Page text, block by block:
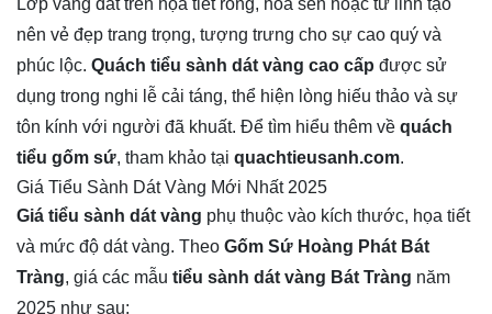
Lớp vàng dát trên họa tiết rồng, hoa sen hoặc tứ linh tạo
nên vẻ đẹp trang trọng, tượng trưng cho sự cao quý và
phúc lộc. Quách tiểu sành dát vàng cao cấp được sử
dụng trong nghi lễ cải táng, thể hiện lòng hiếu thảo và sự
tôn kính với người đã khuất. Để tìm hiểu thêm về quách
tiểu gốm sứ, tham khảo tại quachtieusanh.com.
Giá Tiểu Sành Dát Vàng Mới Nhất 2025
Giá tiểu sành dát vàng phụ thuộc vào kích thước, họa tiết
và mức độ dát vàng. Theo Gốm Sứ Hoàng Phát Bát
Tràng, giá các mẫu tiểu sành dát vàng Bát Tràng năm
2025 như sau: